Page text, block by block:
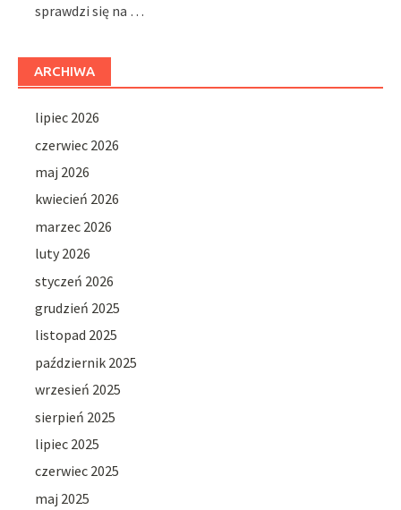
sprawdzi się na …
ARCHIWA
lipiec 2026
czerwiec 2026
maj 2026
kwiecień 2026
marzec 2026
luty 2026
styczeń 2026
grudzień 2025
listopad 2025
październik 2025
wrzesień 2025
sierpień 2025
lipiec 2025
czerwiec 2025
maj 2025